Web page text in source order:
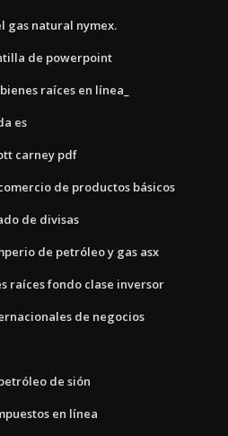
gas natural nymex.
de powerpoint
raíces en línea_
es
carney pdf
de productos básicos
de divisas
de petróleo y gas asx
raíces fondo clase inversor
de negocios
de sión
en línea